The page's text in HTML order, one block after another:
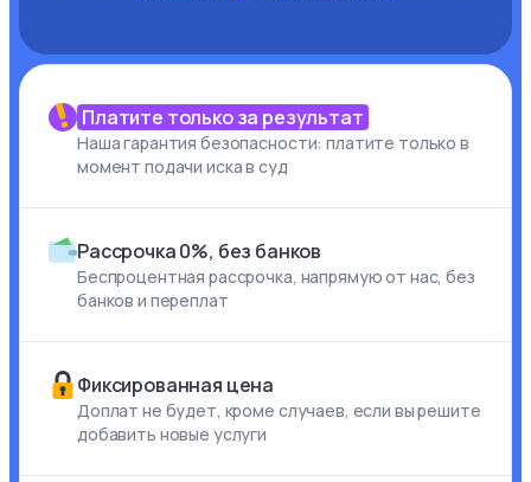
Платите только за результат
Наша гарантия безопасности: платите только в
момент подачи иска в суд
Рассрочка 0%, без банков
Беспроцентная рассрочка, напрямую от нас, без
банков и переплат
Фиксированная цена
Доплат не будет, кроме случаев, если вы решите
добавить новые услуги